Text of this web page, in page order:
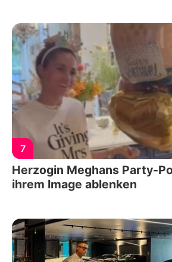
7
Herzogin Meghans Party-
ihrem Image ablenken